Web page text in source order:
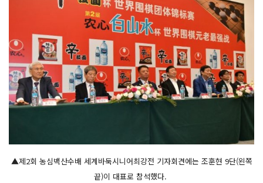
▲제2회 농심백산수배 세계바둑시니어최강전 기자회견에는 조훈현 9단(왼쪽
끝)이 대표로 참석했다.